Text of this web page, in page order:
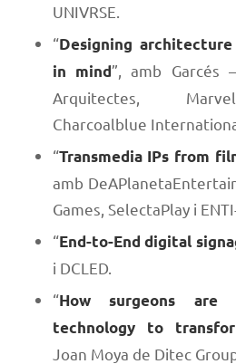
UNIVRSE.
“Designing
in mind”, amb Garcés
Arquitectes,
Charcoalblue
“Transmedia IPs from
amb
Games, SelectaPlay i
“End-to-End digital
i DCLED.
“How surgeons are
technology to
Joan Moya de Ditec